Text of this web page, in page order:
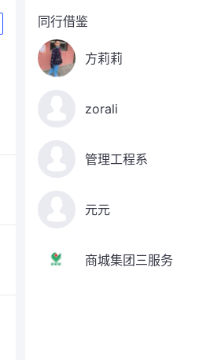
同行借鉴
方莉莉
zorali
管理工程系
元元
商城集团三服务